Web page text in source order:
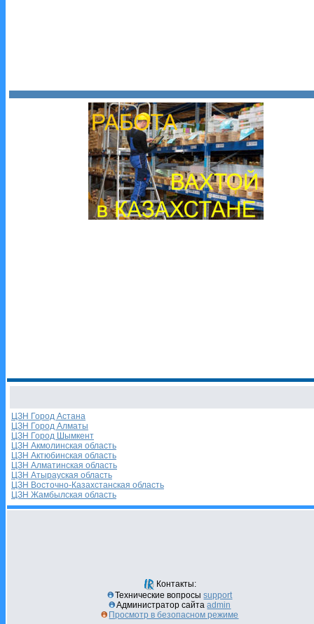
ЦЗН Город Астана
ЦЗН Город Алматы
ЦЗН Город Шымкент
ЦЗН Акмолинская область
ЦЗН Актюбинская область
ЦЗН Алматинская область
ЦЗН Атырауская область
ЦЗН Восточно-Казахстанская область
ЦЗН Жамбылская область
Контакты:
Технические вопросыsupport
Администратор сайтаadmin
Просмотр в безопасном режиме